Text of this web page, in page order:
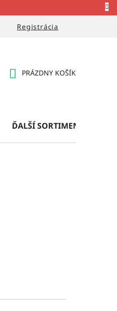
Registrácia
PRÁZDNY KOŠÍK
ĎALŠÍ SORTIMENT